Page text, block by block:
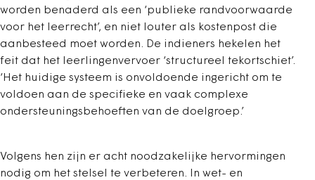
worden benaderd als een ‘publieke randvoorwaarde
voor het leerrecht’, en niet louter als kostenpost die
aanbesteed moet worden. De indieners hekelen het
feit dat het leerlingenvervoer ‘structureel tekortschiet’.
‘Het huidige systeem is onvoldoende ingericht om te
voldoen aan de specifieke en vaak complexe
ondersteuningsbehoeften van de doelgroep.’
Volgens hen zijn er acht noodzakelijke hervormingen
nodig om het stelsel te verbeteren. In wet- en